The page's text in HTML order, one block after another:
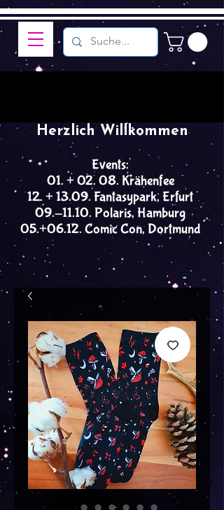
Events:
01. + 02. 08. Krähenfee
12. + 13.09. Fantasypark, Erfurt
09.-11.10. Polaris, Hamburg
05.+06.12. Comic Con, Dortmund
Herzlich Willkommen